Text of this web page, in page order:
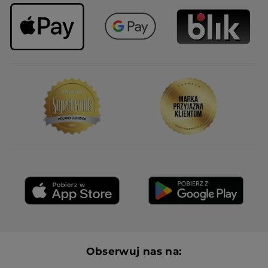
Obserwuj nas na: